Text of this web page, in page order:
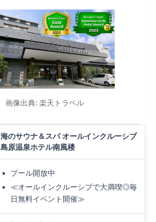
画像出典: 楽天トラベル
海のサウナ＆スパ オールインクルーシブ
島原温泉ホテル南風楼
プール開放中
≪オールインクルーシブで大満喫◎毎
日無料イベント開催≫